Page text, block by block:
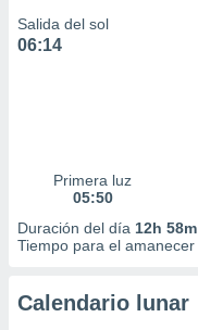
Salida del sol
06:14
Primera luz
05:50
Duración del día 12h 58m
Tiempo para el amanecer
Calendario lunar